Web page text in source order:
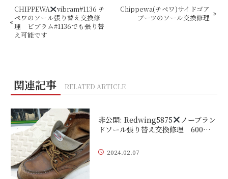
«
CHIPPEWA
vibram#1136 チ
ペワのソール張り替え交換修
理 ビブラム#1136でも張り替
え可能です
Chippewa(チペワ)サイドゴア
ブーツのソール交換修理 »
関連記事 RELATED ARTICLE
非公開: Redwing5875
ノーブラン
ドソール張り替え交換修理 600…
2024.02.07